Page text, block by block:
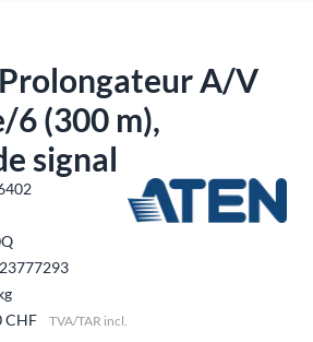
A/V
6 (300 m),
signal
CHF TVA/TAR incl.